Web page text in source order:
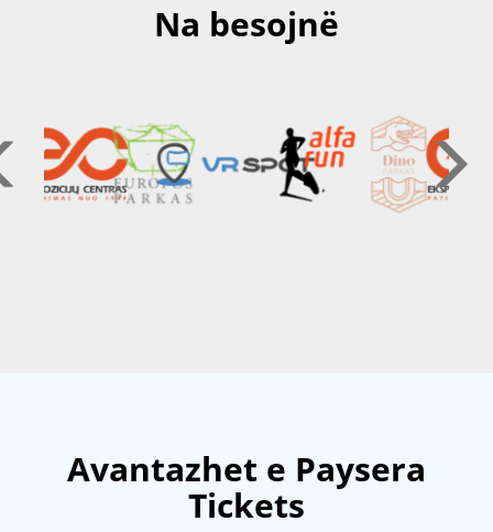
Na besojnë
Avantazhet e Paysera
Tickets